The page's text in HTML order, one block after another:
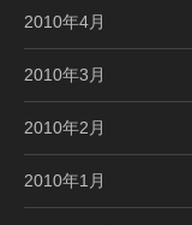
2010年4月
2010年3月
2010年2月
2010年1月